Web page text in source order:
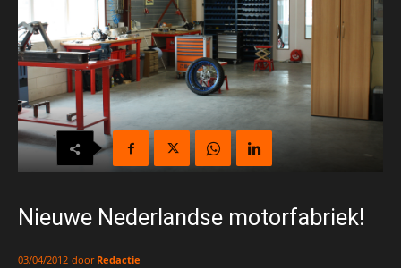
Nieuwe Nederlandse motorfabriek!
03/04/2012 door Redactie